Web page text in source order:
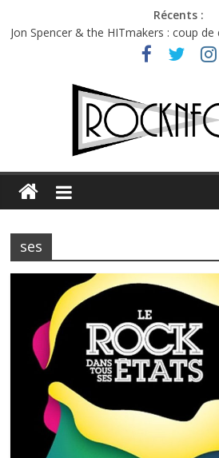
Récents :
Jon Spencer & the HITmakers : coup
Hellfest 2026 vendredi : température et
Hellfest 2026 jeudi : impossible de
Première édition du Midgard Festival :
Charlie Puth à l’Olympia : la leçon de
ses